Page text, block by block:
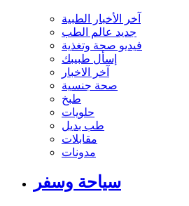
آخر الأخبار الطبية
جديد عالم الطب
فيديو صحة وتغذية
إسأل طبيبك
آخر الاخبار
صحة جنسية
طبخ
حلويات
طب بديل
مقابلات
مدونات
سياحة وسفر